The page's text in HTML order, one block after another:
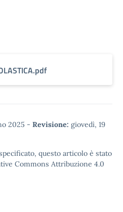
2025 - Revisione: giovedì, 19
questo articolo è stato
Commons Attribuzione 4.0